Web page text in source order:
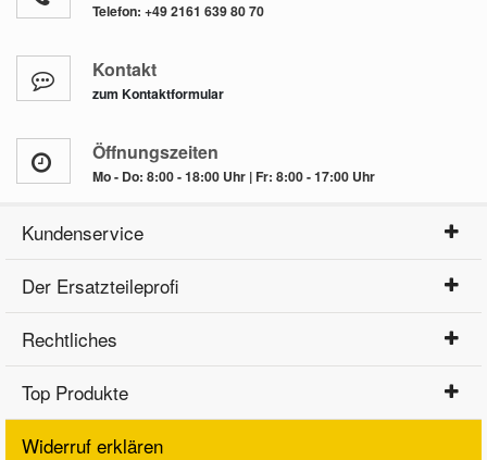
Telefon: +49 2161 639 80 70
Kontakt
zum Kontaktformular
Öffnungszeiten
Mo - Do: 8:00 - 18:00 Uhr | Fr: 8:00 - 17:00 Uhr
Kundenservice
Der Ersatzteileprofi
Rechtliches
Top Produkte
Widerruf erklären